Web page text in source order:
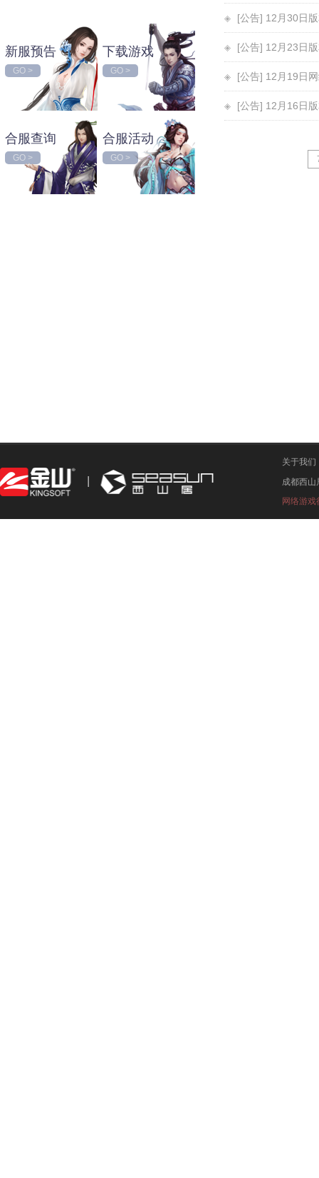
新服预告
GO >
下载游戏
GO >
合服查询
GO >
合服活动
GO >
[公告] 12月30日
[公告] 12月23日
[公告] 12月19日
[公告] 12月16日
关于我们
成都西山
网络游